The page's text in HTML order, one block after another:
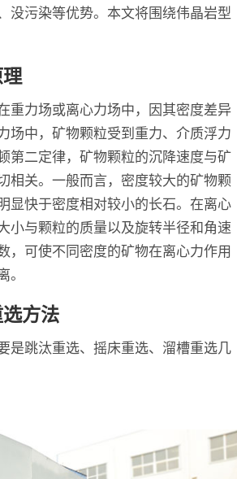
没污染等优势。本文将围绕伟晶岩型
重力场或离心力场中，因其密度差异
场中，矿物颗粒受到重力、介质浮力
第二定律，矿物颗粒的沉降速度与矿
相关。一般而言，密度较大的矿物颗
显快于密度相对较小的长石。在离心
小与颗粒的质量以及旋转半径和角速
，可使不同密度的矿物在离心力作用
方法
是跳汰重选、摇床重选、溜槽重选几